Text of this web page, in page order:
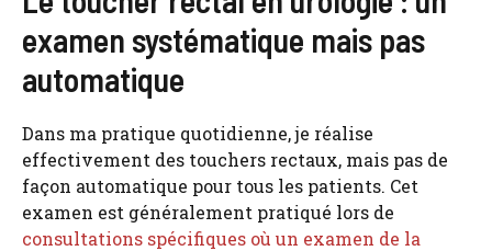
examen systématique mais pas
automatique
Dans ma pratique quotidienne, je réalise
effectivement des touchers rectaux, mais pas de
façon automatique pour tous les patients. Cet
examen est généralement pratiqué lors de
consultations spécifiques où un examen de la